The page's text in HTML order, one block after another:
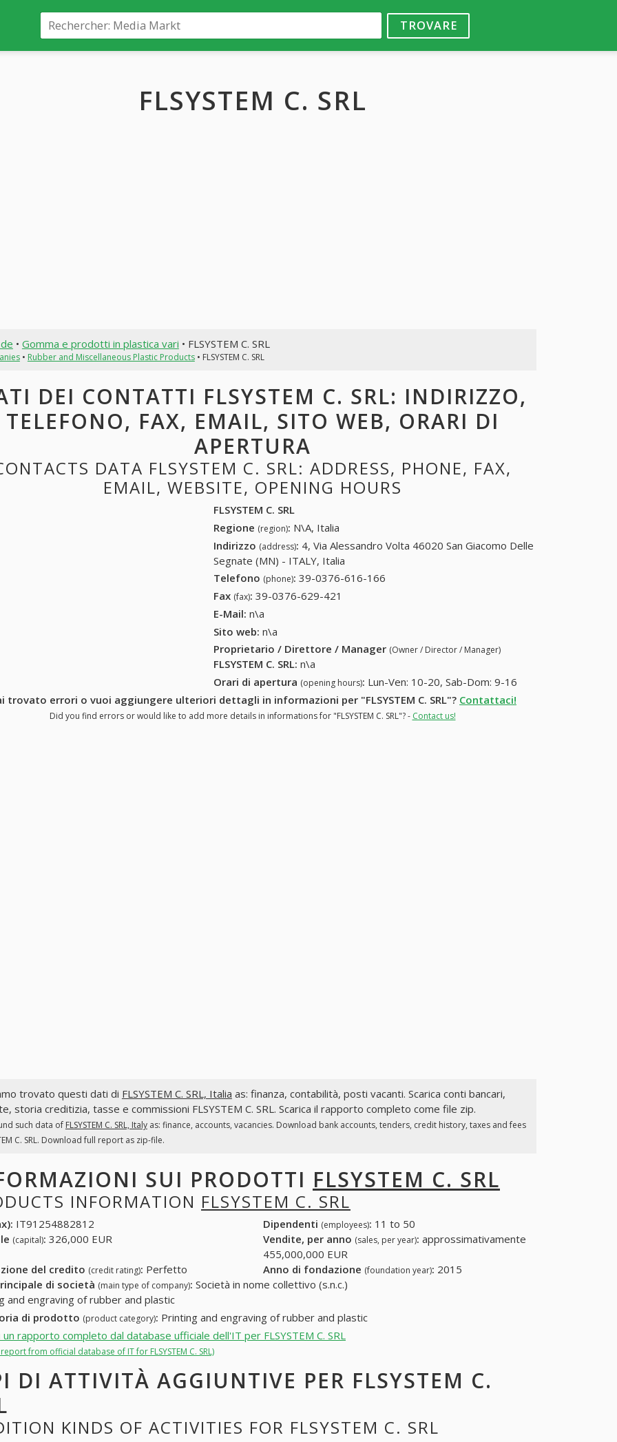
TROVARE
FLSYSTEM C. SRL
• Gomma e prodotti in plastica vari • FLSYSTEM C. SRL
• Rubber and Miscellaneous Plastic Products• FLSYSTEM C. SRL
DEI CONTATTI FLSYSTEM C. SRL: INDIRIZZO,
TELEFONO, FAX, EMAIL, SITO WEB, ORARI DI
APERTURA
DATA FLSYSTEM C. SRL: ADDRESS, PHONE, FAX,
EMAIL, WEBSITE, OPENING HOURS
FLSYSTEM C. SRL
Regione (region): N\A, Italia
Indirizzo (address): 4, Via Alessandro Volta 46020 San Giacomo Delle
Segnate (MN) - ITALY, Italia
Telefono (phone): 39-0376-616-166
Fax (fax): 39-0376-629-421
E-Mail: n\a
Sito web: n\a
Proprietario / Direttore / Manager (Owner / Director / Manager)
FLSYSTEM C. SRL: n\a
Orari di apertura (opening hours): Lun-Ven: 10-20, Sab-Dom: 9-16
trovato errori o vuoi aggiungere ulteriori dettagli in informazioni per "FLSYSTEM C. SRL"? Contattaci!
Did you find errors or would like to add more details in informations for "FLSYSTEM C. SRL"? - Contact us!
trovato questi dati di FLSYSTEM C. SRL, Italia as: finanza, contabilità, posti vacanti. Scarica conti bancari,
storia creditizia, tasse e commissioni FLSYSTEM C. SRL. Scarica il rapporto completo come file zip.
such data of FLSYSTEM C. SRL, Italyas: finance, accounts, vacancies. Download bank accounts, tenders, credit history, taxes and fees
C. SRL. Download full report as zip-file.
SUI PRODOTTI FLSYSTEM C. SRL
INFORMATION FLSYSTEM C. SRL
IT91254882812 Dipendenti (employees): 11 to 50
(capital): 326,000 EUR Vendite, per anno (sales, per year): approssimativamente
455,000,000 EUR
del credito (credit rating): Perfetto Anno di fondazione (foundation year): 2015
di società (main type of company): Società in nome collettivo (s.n.c.)
and engraving of rubber and plastic
di prodotto (product category): Printing and engraving of rubber and plastic
rapporto completo dal database ufficiale dell'IT per FLSYSTEM C. SRL
from official database of IT for FLSYSTEM C. SRL)
DI ATTIVITÀ AGGIUNTIVE PER FLSYSTEM C.
KINDS OF ACTIVITIES FOR FLSYSTEM C. SRL